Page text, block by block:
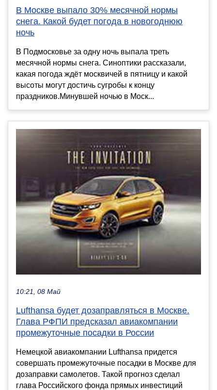
В Москве выпало 30% месячной нормы
снега. Какой будет погода в новогоднюю
ночь
В Подмосковье за одну ночь выпала треть
месячной нормы снега. Синоптики рассказали,
какая погода ждёт москвичей в пятницу и какой
высоты могут достичь сугробы к концу
праздников.Минувшей ночью в Моск...
10:21, 08 Май
Lufthansa будет дозаправляться в Москве.
Глава РФПИ предсказал авиакомпании
промежуточные посадки в России
Немецкой авиакомпании Lufthansa придется
совершать промежуточные посадки в Москве для
дозаправки самолетов. Такой прогноз сделал
глава Российского фонда прямых инвестиций